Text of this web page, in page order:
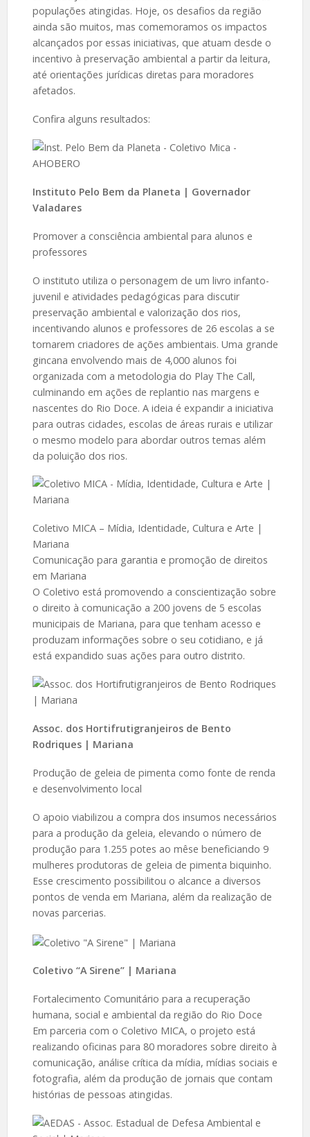
populações atingidas. Hoje, os desafios da região
ainda são muitos, mas comemoramos os impactos
alcançados por essas iniciativas, que atuam desde o
incentivo à preservação ambiental a partir da leitura,
até orientações jurídicas diretas para moradores
afetados.
Confira alguns resultados:
Instituto Pelo Bem da Planeta | Governador
Valadares
Promover a consciência ambiental para alunos e
professores
O instituto utiliza o personagem de um livro infanto-
juvenil e atividades pedagógicas para discutir
preservação ambiental e valorização dos rios,
incentivando alunos e professores de 26 escolas a se
tornarem criadores de ações ambientais. Uma grande
gincana envolvendo mais de 4,000 alunos foi
organizada com a metodologia do Play The Call,
culminando em ações de replantio nas margens e
nascentes do Rio Doce. A ideia é expandir a iniciativa
para outras cidades, escolas de áreas rurais e utilizar
o mesmo modelo para abordar outros temas além
da poluição dos rios.
Coletivo MICA – Mídia, Identidade, Cultura e Arte |
Mariana
Comunicação para garantia e promoção de direitos
em Mariana
O Coletivo está promovendo a conscientização sobre
o direito à comunicação a 200 jovens de 5 escolas
municipais de Mariana, para que tenham acesso e
produzam informações sobre o seu cotidiano, e já
está expandido suas ações para outro distrito.
Assoc. dos Hortifrutigranjeiros de Bento
Rodriques | Mariana
Produção de geleia de pimenta como fonte de renda
e desenvolvimento local
O apoio viabilizou a compra dos insumos necessários
para a produção da geleia, elevando o número de
produção para 1.255 potes ao mêse beneficiando 9
mulheres produtoras de geleia de pimenta biquinho.
Esse crescimento possibilitou o alcance a diversos
pontos de venda em Mariana, além da realização de
novas parcerias.
Coletivo “A Sirene” | Mariana
Fortalecimento Comunitário para a recuperação
humana, social e ambiental da região do Rio Doce
Em parceria com o Coletivo MICA, o projeto está
realizando oficinas para 80 moradores sobre direito à
comunicação, análise crítica da mídia, mídias sociais e
fotografia, além da produção de jornais que contam
histórias de pessoas atingidas.